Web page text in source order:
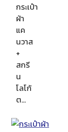
กระเป๋า
ผ้า
แค
นวาส
+
สกรี
น
โลโก้
ต…